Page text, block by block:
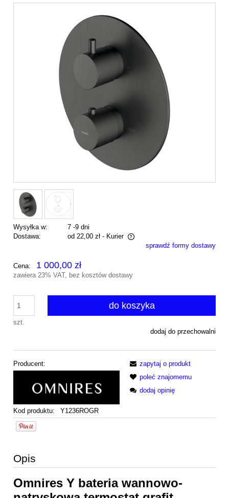
Wysyłka w:
7 -9 dni
Dostawa:
od 22,00 zł - Kurier
Cena nie zawiera ewentualnych kosztów płatnościsprawdź formy dostawy
Cena: 1 000,00 zł
zawiera 23% VAT, bez kosztów dostawy
szt.
do koszyka
dodaj do przechowalni
Producent:
Kod produktu: Y1236ROGR
zapytaj o produkt
poleć znajomemu
dodaj opinię
Opis
Omnires Y bateria wannowo-